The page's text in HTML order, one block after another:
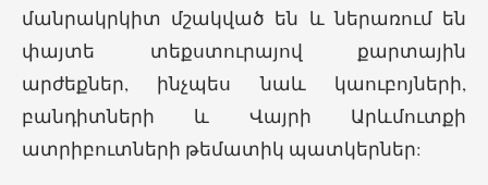
մանրակրկիտ մշակված են և ներառում են
փայտե տեքստուրայով քարտային
արժեքներ, ինչպես նաև կաուբոյների,
բանդիտների և Վայրի Արևմուտքի
ատրիբուտների թեմատիկ պատկերներ: